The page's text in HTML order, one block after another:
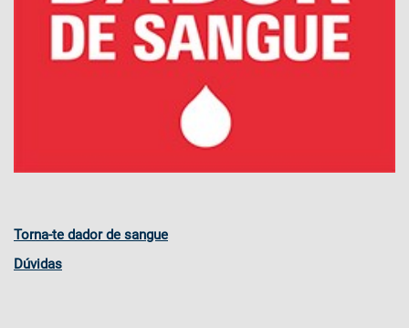
Torna-te dador de sangue
Dúvidas